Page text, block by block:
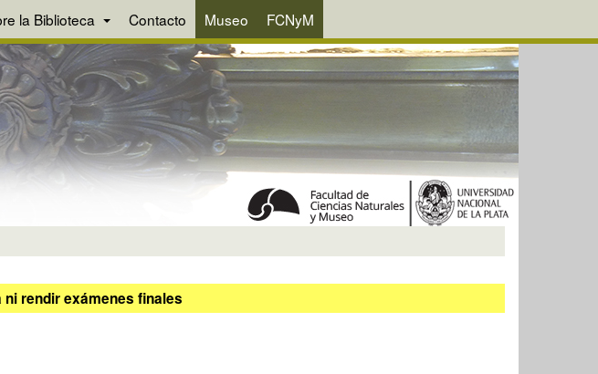
la Biblioteca Contacto Museo FCNyM
rendir exámenes finales